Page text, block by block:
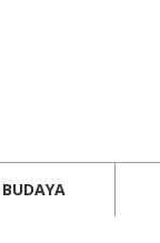
BUDAYA